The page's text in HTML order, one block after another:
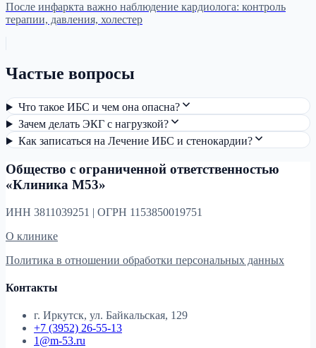
После инфаркта важно наблюдение кардиолога: контроль
терапии, давления, холестер
Частые вопросы
Что такое ИБС и чем она опасна?
Зачем делать ЭКГ с нагрузкой?
Как записаться на Лечение ИБС и стенокардии?
Общество с ограниченной ответственностью
«Клиника М53»
ИНН 3811039251 | ОГРН 1153850019751
О клинике
Политика в отношении обработки персональных данных
Контакты
г. Иркутск, ул. Байкальская, 129
+7 (3952) 26-55-13
1@m-53.ru